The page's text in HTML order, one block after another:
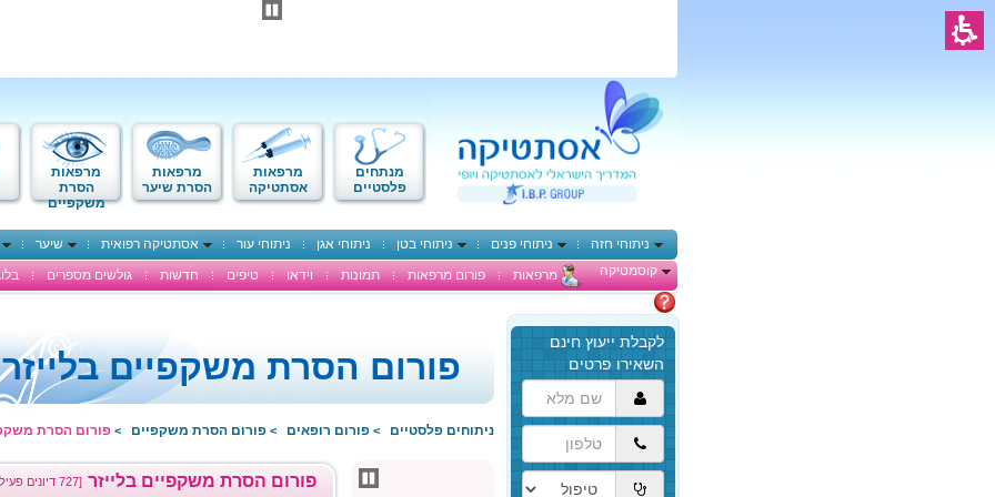
מנתחים
פלסטיים
מרפאות
אסתטיקה
מרפאות
הסרת שיער
מרפאות
הסרת
משקפיים
ניתוחי חזה ניתוחי פנים ניתוחי בטן ניתוחי אגן ניתוחי עור אסתטיקה רפואית שיער
קוסמטיקה
מרפאות פורום מרפאות תמונות וידאו טיפים חדשות גולשים מספרים
הגעת
לתוכן
המרכזי,
באפשרותך
ללחוץ
אנטר
כדי
לדלג
לאזור
פורום הסרת משקפיים בלייזר
ניתוחים פלסטיים > פורום רופאים > פורום הסרת משקפיים > פורום הסרת
[727 דיונים פעילים] פורום הסרת משקפיים בלייזר